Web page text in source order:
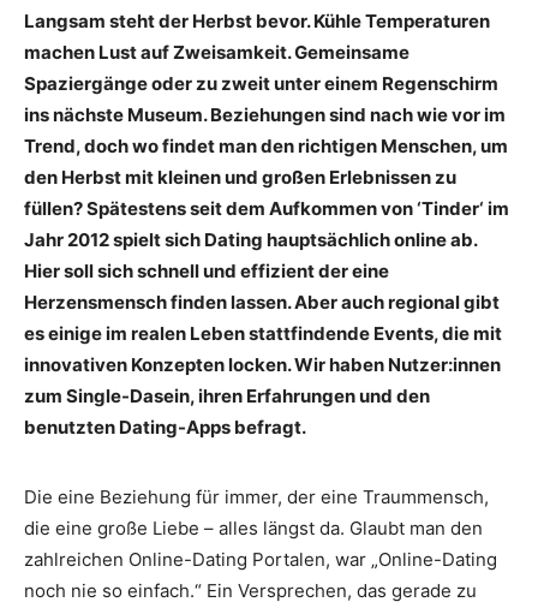
Langsam steht der Herbst bevor. Kühle Temperaturen
machen Lust auf Zweisamkeit. Gemeinsame
Spaziergänge oder zu zweit unter einem Regenschirm
ins nächste Museum. Beziehungen sind nach wie vor im
Trend, doch wo findet man den richtigen Menschen, um
den Herbst mit kleinen und großen Erlebnissen zu
füllen? Spätestens seit dem Aufkommen von ‘Tinder‘ im
Jahr 2012 spielt sich Dating hauptsächlich online ab.
Hier soll sich schnell und effizient der eine
Herzensmensch finden lassen. Aber auch regional gibt
es einige im realen Leben stattfindende Events, die mit
innovativen Konzepten locken. Wir haben Nutzer:innen
zum Single-Dasein, ihren Erfahrungen und den
benutzten Dating-Apps befragt.
Die eine Beziehung für immer, der eine Traummensch,
die eine große Liebe – alles längst da. Glaubt man den
zahlreichen Online-Dating Portalen, war „Online-Dating
noch nie so einfach.“ Ein Versprechen, das gerade zu